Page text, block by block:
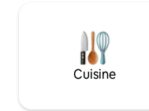
Cuisine